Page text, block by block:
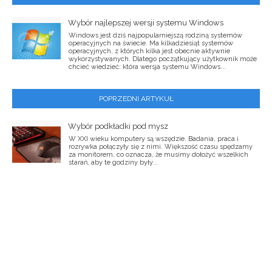
Wybór najlepszej wersji systemu Windows
Windows jest dziś najpopularniejszą rodziną systemów
operacyjnych na świecie. Ma kilkadziesiąt systemów
operacyjnych, z których kilka jest obecnie aktywnie
wykorzystywanych. Dlatego początkujący użytkownik może
chcieć wiedzieć: która wersja systemu Windows...
POPRZEDNI ARTYKUŁ
Wybór podkładki pod mysz
W XXI wieku komputery są wszędzie. Badania, praca i
rozrywka połączyły się z nimi. Większość czasu spędzamy
za monitorem, co oznacza, że ​​musimy dołożyć wszelkich
starań, aby te godziny były...